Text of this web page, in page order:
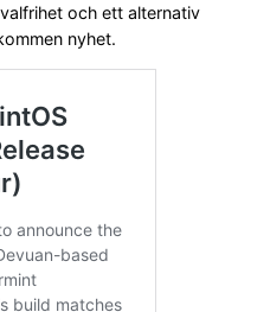
och ett alternativ
nyhet.